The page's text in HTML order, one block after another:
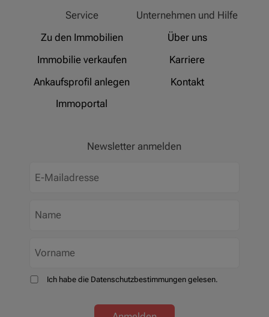
Service
Zu den Immobilien
Immobilie verkaufen
Ankaufsprofil anlegen
Immoportal
Unternehmen und Hilfe
Über uns
Karriere
Kontakt
Newsletter anmelden
Ich habe die Datenschutzbestimmungen gelesen.